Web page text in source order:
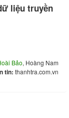
liệu truyền
Bảo, Hoàng Nam
tin: thanhtra.com.vn